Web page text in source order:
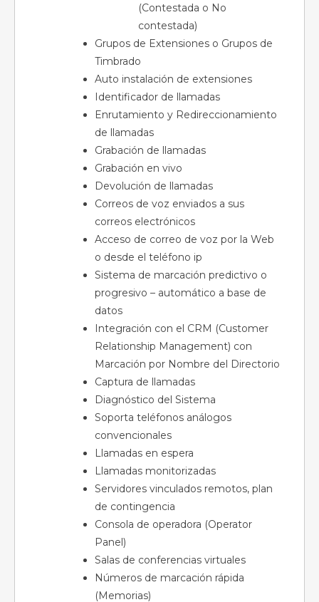
(Contestada o No
contestada)
Grupos de Extensiones o Grupos de
Timbrado
Auto instalación de extensiones
Identificador de llamadas
Enrutamiento y Redireccionamiento
de llamadas
Grabación de llamadas
Grabación en vivo
Devolución de llamadas
Correos de voz enviados a sus
correos electrónicos
Acceso de correo de voz por la Web
o desde el teléfono ip
Sistema de marcación predictivo o
progresivo – automático a base de
datos
Integración con el CRM (Customer
Relationship Management) con
Marcación por Nombre del Directorio
Captura de llamadas
Diagnóstico del Sistema
Soporta teléfonos análogos
convencionales
Llamadas en espera
Llamadas monitorizadas
Servidores vinculados remotos, plan
de contingencia
Consola de operadora (Operator
Panel)
Salas de conferencias virtuales
Números de marcación rápida
(Memorias)